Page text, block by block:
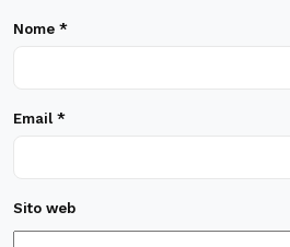
Nome *
Email *
Sito web